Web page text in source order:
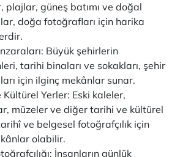
plajlar, güneş batımı ve doğal
doğa fotoğrafları için harika
Büyük şehirlerin
tarihi binaları ve sokakları, şehir
için ilginç mekânlar sunar.
Kültürel Yerler: Eski kaleler,
müzeler ve diğer tarihi ve kültürel
ve belgesel fotoğrafçılık için
olabilir.
İnsanların günlük